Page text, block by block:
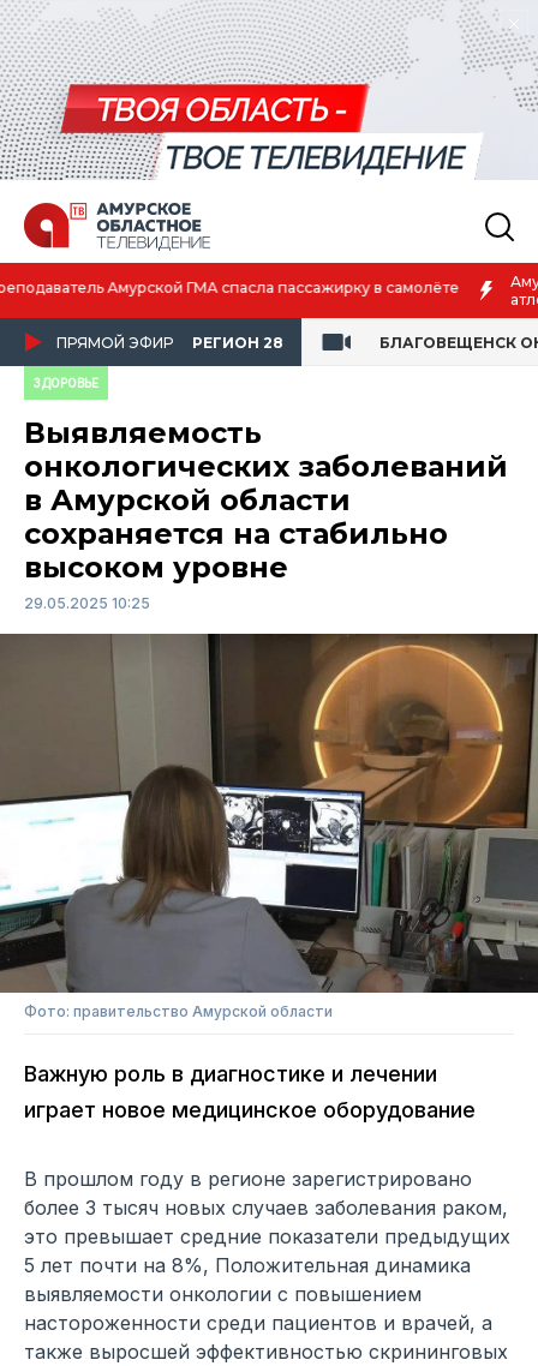
Амурская спортсменка выиграла первенство России по лёгкой
атлетике
ПРЯМОЙ ЭФИР РЕГИОН 28 БЛАГОВЕЩЕНСК
ЗДОРОВЬЕ
Выявляемость
онкологических заболеваний
в Амурской области
сохраняется на стабильно
высоком уровне
29.05.2025 10:25
Фото: правительство Амурской области
Важную роль в диагностике и лечении
играет новое медицинское оборудование
В прошлом году в регионе зарегистрировано
более 3 тысяч новых случаев заболевания раком,
это превышает средние показатели предыдущих
5 лет почти на 8%, Положительная динамика
выявляемости онкологии с повышением
настороженности среди пациентов и врачей, а
также выросшей эффективностью скрининговых